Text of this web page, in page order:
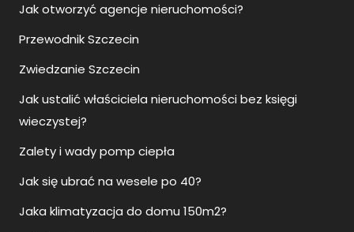
Jak otworzyć agencje nieruchomości?
Przewodnik Szczecin
Zwiedzanie Szczecin
Jak ustalić właściciela nieruchomości bez księgi
wieczystej?
Zalety i wady pomp ciepła
Jak się ubrać na wesele po 40?
Jaka klimatyzacja do domu 150m2?